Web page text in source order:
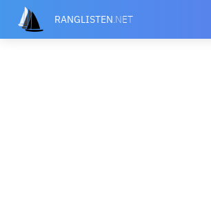
RANGLISTEN.NET